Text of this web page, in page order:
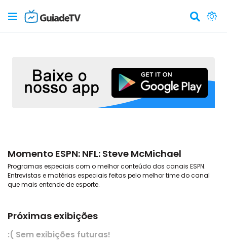
Momento ESPN: NFL: Steve McMichael
Programas especiais com o melhor conteúdo dos canais ESPN.
Entrevistas e matérias especiais feitas pelo melhor time do canal
que mais entende de esporte.
Próximas exibições
:( Sem exibições futuras!